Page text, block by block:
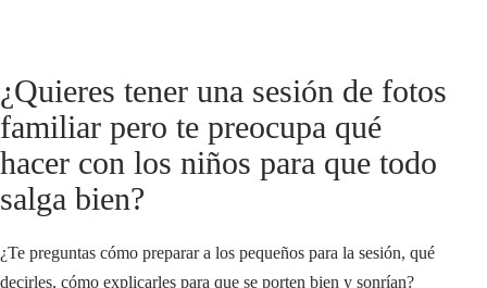
¿Quieres tener una sesión de fotos
familiar pero te preocupa qué
hacer con los niños para que todo
salga bien?
¿Te preguntas cómo preparar a los pequeños para la sesión, qué
decirles, cómo explicarles para que se porten bien y sonrían?